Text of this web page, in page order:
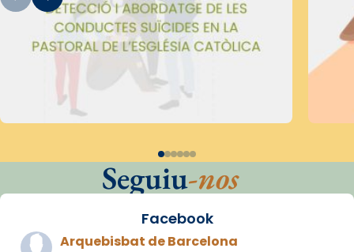
Seguiu-nos
Facebook
Arquebisbat de Barcelona